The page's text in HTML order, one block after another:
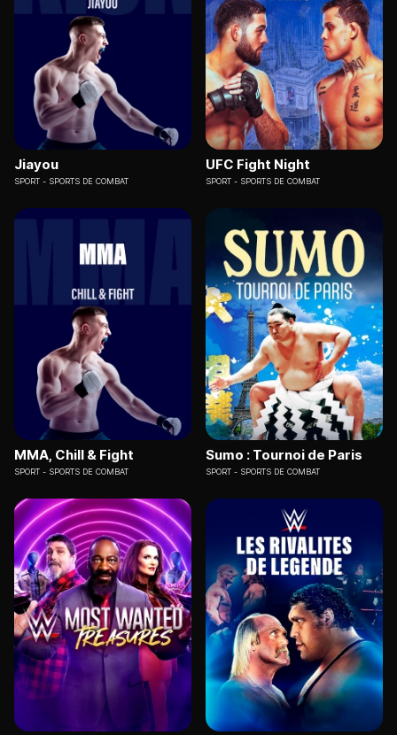
Jiayou
SPORT SPORTS DE COMBAT
UFC Fight Night
SPORT SPORTS DE COMBAT
MMA, Chill & Fight
SPORT SPORTS DE COMBAT
Sumo : Tournoi de Paris
SPORT SPORTS DE COMBAT